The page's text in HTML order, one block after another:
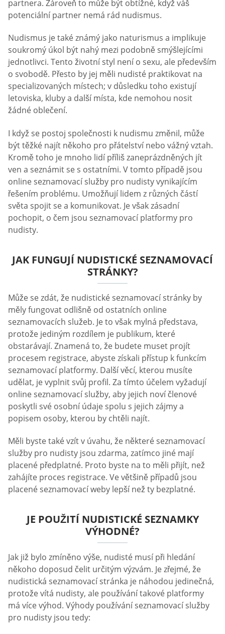
partnera. Zároveň to může být obtížné, když váš
potenciální partner nemá rád nudismus.
Nudismus je také známý jako naturismus a implikuje
soukromý úkol být nahý mezi podobně smýšlejícími
jednotlivci. Tento životní styl není o sexu, ale především
o svobodě. Přesto by jej měli nudisté praktikovat na
specializovaných místech; v důsledku toho existují
letoviska, kluby a další místa, kde nemohou nosit
žádné oblečení.
I když se postoj společnosti k nudismu změnil, může
být těžké najít někoho pro přátelství nebo vážný vztah.
Kromě toho je mnoho lidí příliš zaneprázdněných jít
ven a seznámit se s ostatními. V tomto případě jsou
online seznamovací služby pro nudisty vynikajícím
řešením problému. Umožňují lidem z různých částí
světa spojit se a komunikovat. Je však zásadní
pochopit, o čem jsou seznamovací platformy pro
nudisty.
JAK FUNGUJÍ NUDISTICKÉ SEZNAMOVACÍ
STRÁNKY?
Může se zdát, že nudistické seznamovací stránky by
měly fungovat odlišně od ostatních online
seznamovacích služeb. Je to však mylná představa,
protože jediným rozdílem je publikum, které
obstarávají. Znamená to, že budete muset projít
procesem registrace, abyste získali přístup k funkcím
seznamovací platformy. Další věcí, kterou musíte
udělat, je vyplnit svůj profil. Za tímto účelem vyžadují
online seznamovací služby, aby jejich noví členové
poskytli své osobní údaje spolu s jejich zájmy a
popisem osoby, kterou by chtěli najít.
Měli byste také vzít v úvahu, že některé seznamovací
služby pro nudisty jsou zdarma, zatímco jiné mají
placené předplatné. Proto byste na to měli přijít, než
zahájíte proces registrace. Ve většině případů jsou
placené seznamovací weby lepší než ty bezplatné.
JE POUŽITÍ NUDISTICKÉ SEZNAMKY
VÝHODNÉ?
Jak již bylo zmíněno výše, nudisté musí při hledání
někoho doposud čelit určitým výzvám. Je zřejmé, že
nudistická seznamovací stránka je náhodou jedinečná,
protože vítá nudisty, ale používání takové platformy
má více výhod. Výhody používání seznamovací služby
pro nudisty jsou tedy: